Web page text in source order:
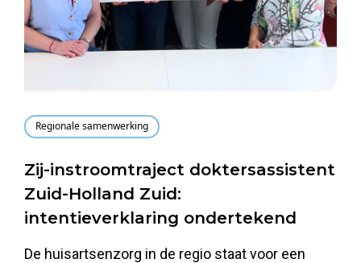
Regionale samenwerking
Zij-instroomtraject doktersassistent
Zuid-Holland Zuid:
intentieverklaring ondertekend
De huisartsenzorg in de regio staat voor een